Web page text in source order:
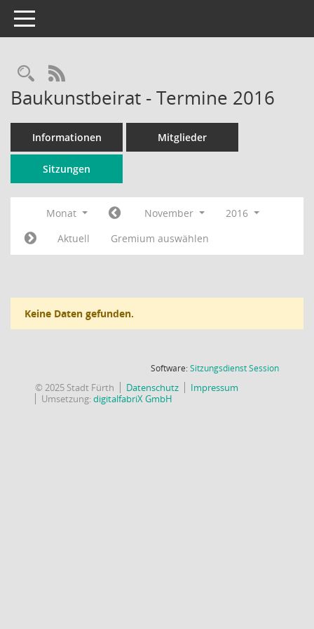
Toggle navigation
Rechercheauswahl
RSS-Feed
Baukunstbeirat - Termine 2016
Informationen Mitglieder
Sitzungen
Monat November
2016
Aktuell
Gremium auswählen
Keine Daten gefunden.
Software:SitzungsdienstSession(Wird in
© 2025 Stadt Fürth Datenschutz
Impressum
Umsetzung:digitalfabriX GmbH